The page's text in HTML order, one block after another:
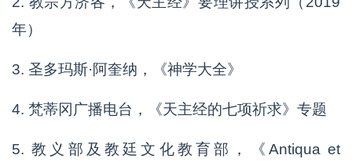
年）
3. 圣多玛斯·阿奎纳，《神学大全》
4. 梵蒂冈广播电台，《天主经的七项祈求》专题
5. 教义部及教廷文化教育部，《Antiqua et